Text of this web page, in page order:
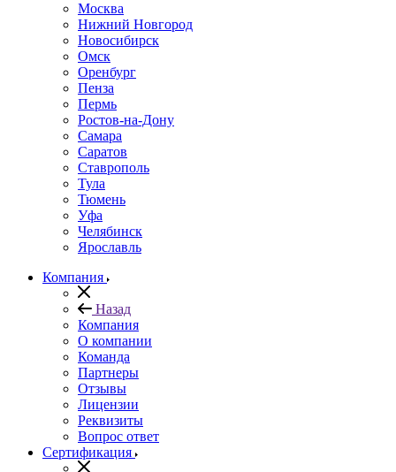
Москва
Нижний Новгород
Новосибирск
Омск
Оренбург
Пенза
Пермь
Ростов-на-Дону
Самара
Саратов
Ставрополь
Тула
Тюмень
Уфа
Челябинск
Ярославль
Компания
Назад
Компания
О компании
Команда
Партнеры
Отзывы
Лицензии
Реквизиты
Вопрос ответ
Сертификация